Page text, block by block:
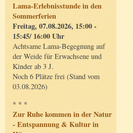
Lama-Erlebnisstunde in den
Sommerferien
Freitag, 07.08.2026, 15:00 -
15:45/ 16:00 Uhr
Achtsame Lama-Begegnung auf
der Weide für Erwachsene und
Kinder ab 3 J.
Noch 6 Plätze frei (Stand vom
03.08.2026)
* * *
Zur Ruhe kommen in der Natur
- Entspannung & Kultur in